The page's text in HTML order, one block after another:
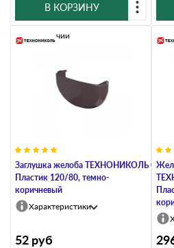
В КОРЗИНУ
Заглушка желоба ТЕХНОНИКОЛЬ
Пластик 120/80, темно-
коричневый
В наличии
Характеристики
52 руб